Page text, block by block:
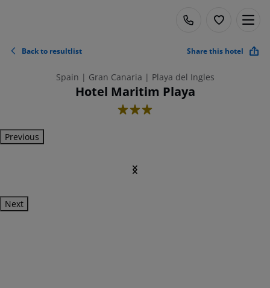
Back to resultlist Share this hotel
Spain | Gran Canaria | Playa del Ingles
Hotel Maritim Playa
3
Previous
Next